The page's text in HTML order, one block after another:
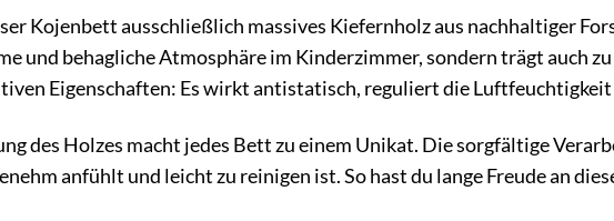
Kojenbett ausschließlich massives Kiefernholz aus nachhaltiger
und behagliche Atmosphäre im Kinderzimmer, sondern trägt auch
Eigenschaften: Es wirkt antistatisch, reguliert die
des Holzes macht jedes Bett zu einem Unikat. Die sorgfältige
anfühlt und leicht zu reinigen ist. So hast du lange Freude an